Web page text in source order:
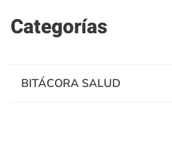
Categorías
BITÁCORA SALUD